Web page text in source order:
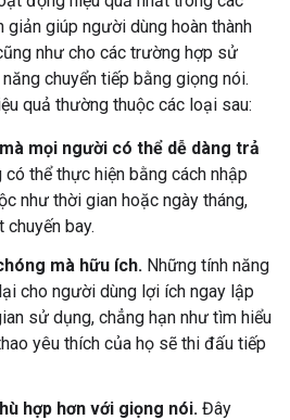
giúp người dùng hoàn thành
như cho các trường hợp sử
chuyển tiếp bằng giọng nói.
quả thường thuộc các loại sau:
mọi người có thể dễ dàng trả
có thể thực hiện bằng cách nhập
như thời gian hoặc ngày tháng,
bay.
mà hữu ích. Những tính năng
cho người dùng lợi ích ngay lập
sử dụng, chẳng hạn như tìm hiểu
yêu thích của họ sẽ thi đấu tiếp
hợp hơn với giọng nói. Đây